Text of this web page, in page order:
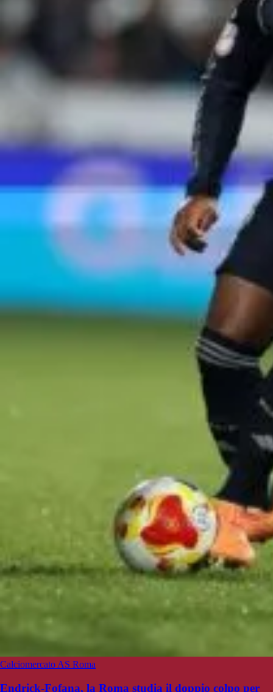
Calciomercato AS Roma
Endrick-Fofana, la Roma studia il doppio colpo per